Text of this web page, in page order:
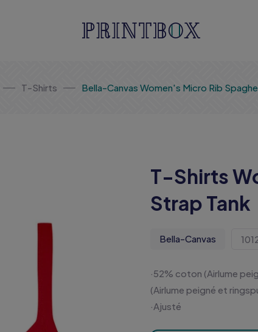
T-Shirts Bella-Canvas Women's Micro Rib
T-Shirts
Strap Tank
Bella-Canvas
·52% coton (Airlume
(Airlume peigné et
·Ajusté